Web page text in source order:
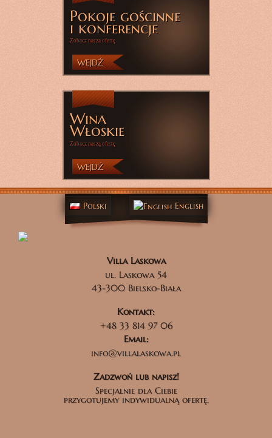
Pokoje gościnne
i konferencje
Zobacz nasza ofertę
WEJDŹ
Wina
Włoskie
Zobacz naszą ofertę
WEJDŹ
Polski English
Villa Laskowa
ul. Laskowa 54
43-300 Bielsko-Biała
Kontakt:
+48 33 814 97 06
Email:
info@villalaskowa.pl
Zadzwoń lub napisz!
Specjalnie dla Ciebie
przygotujemy indywidualną ofertę.